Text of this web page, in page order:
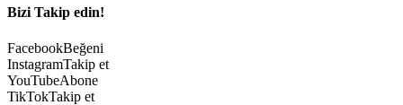
Bizi Takip edin!
FacebookBeğeni
InstagramTakip et
YouTubeAbone
TikTokTakip et